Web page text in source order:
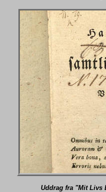
Uddrag fra "Mit Livs